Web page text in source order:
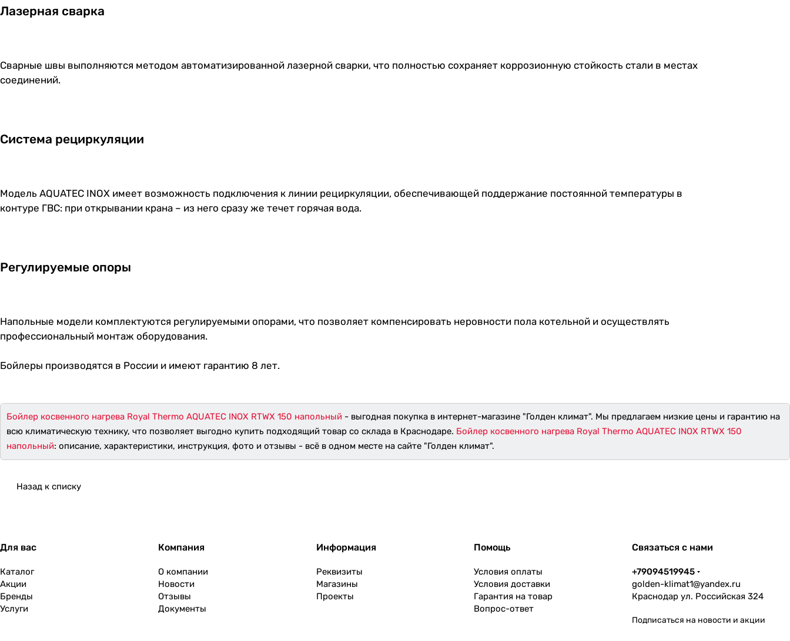
Лазерная сварка
Сварные швы выполняются методом автоматизированной лазерной сварки, что полностью сохраняет коррозионную стойкость стали в местах
соединений.
Система рециркуляции
Модель AQUATEC INOX имеет возможность подключения к линии рециркуляции, обеспечивающей поддержание постоянной температуры в
контуре ГВС: при открывании крана – из него сразу же течет горячая вода.
Регулируемые опоры
Напольные модели комплектуются регулируемыми опорами, что позволяет компенсировать неровности пола котельной и осуществлять
профессиональный монтаж оборудования.
Бойлеры производятся в России и имеют гарантию 8 лет.
Бойлер косвенного нагрева Royal Thermo AQUATEC INOX RTWX 150 напольный - выгодная покупка в интернет-магазине "Голден климат". Мы предлагаем низкие цены и гарантию на
всю климатическую технику, что позволяет выгодно купить подходящий товар со склада в Краснодаре. Бойлер косвенного нагрева Royal Thermo AQUATEC INOX RTWX 150
напольный: описание, характеристики, инструкция, фото и отзывы - всё в одном месте на сайте "Голден климат".
Назад к списку
Для вас
Каталог
Акции
Бренды
Услуги
Компания
О компании
Новости
Отзывы
Документы
Информация
Реквизиты
Магазины
Проекты
Помощь
Условия оплаты
Условия доставки
Гарантия на товар
Вопрос-ответ
Связаться с нами
+79094519945
golden-klimat1@yandex.ru
Краснодар ул. Российская 324
Подписаться на новости и акции